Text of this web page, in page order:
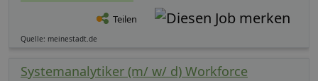
Teilen
Quelle: meinestadt.de
Systemanalytiker (m/ w/ d) Workforce